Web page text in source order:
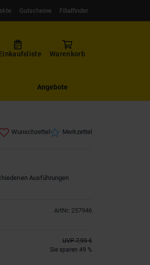
Gutscheine Filialfinder
Warenkorb
Angebote
Wunschzettel Merkzettel
Ausführungen
ArtNr: 257946
UVP 7,99 €
Sie sparen 49 %